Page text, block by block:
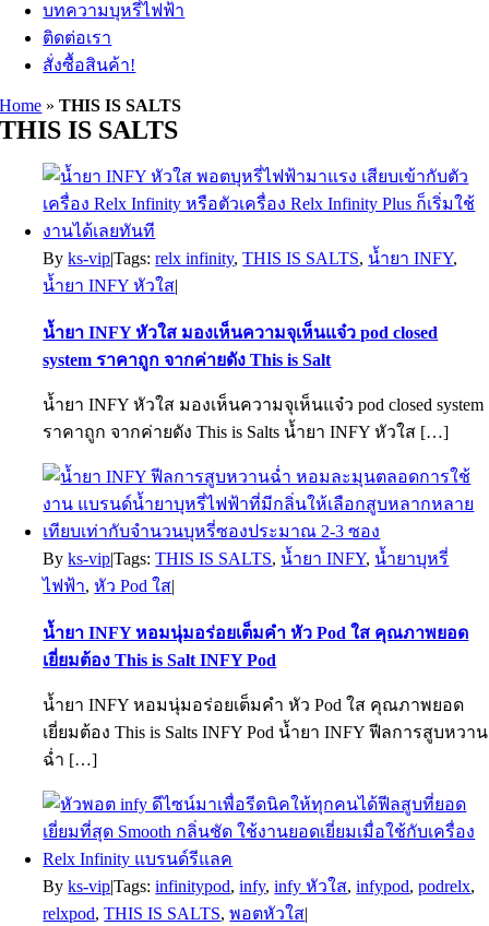
บทความบุหรี่ไฟฟ้า
ติดต่อเรา
สั่งซื้อสินค้า!
Home »THIS IS SALTS
THIS IS SALTS
Byks-vip|Tags:relx infinity,THIS IS SALTS, น้ำยา INFY,
น้ำยา INFY หัวใส|
น้ำยา INFY หัวใส มองเห็นความจุเห็นแจ๋ว pod closed
system ราคาถูก จากค่ายดัง This is Salt
น้ำยา INFY หัวใส มองเห็นความจุเห็นแจ๋ว pod closed system
ราคาถูก จากค่ายดัง This is Salts น้ำยา INFY หัวใส […]
Byks-vip|Tags:THIS IS SALTS, น้ำยา INFY, น้ำยาบุหรี่
ไฟฟ้า,หัว Pod ใส|
น้ำยา INFY หอมนุ่มอร่อยเต็มคำ หัว Pod ใส คุณภาพยอด
เยี่ยมต้อง This is Salt INFY Pod
น้ำยา INFY หอมนุ่มอร่อยเต็มคำ หัว Pod ใส คุณภาพยอด
เยี่ยมต้อง This is Salts INFY Pod น้ำยา INFY ฟีลการสูบหวาน
ฉ่ำ […]
Byks-vip|Tags:infinitypod,infy,infy หัวใส,infypod,podrelx,
relxpod,THIS IS SALTS,พอตหัวใส|